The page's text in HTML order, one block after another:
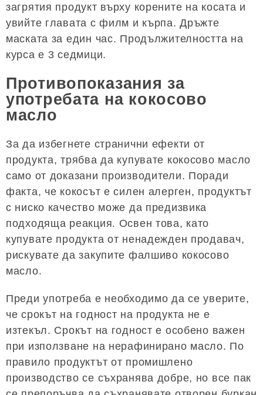
загрятия продукт върху корените на косата и
увийте главата с филм и кърпа. Дръжте
маската за един час. Продължителността на
курса е 3 седмици.
Противопоказания за
употребата на кокосово
масло
За да избегнете странични ефекти от
продукта, трябва да купувате кокосово масло
само от доказани производители. Поради
факта, че кокосът е силен алерген, продуктът
с ниско качество може да предизвика
подходяща реакция. Освен това, като
купувате продукта от ненадежден продавач,
рискувате да закупите фалшиво кокосово
масло.
Преди употреба е необходимо да се уверите,
че срокът на годност на продукта не е
изтекъл. Срокът на годност е особено важен
при използване на нерафинирано масло. По
правило продуктът от промишлено
производство се съхранява добре, но все пак